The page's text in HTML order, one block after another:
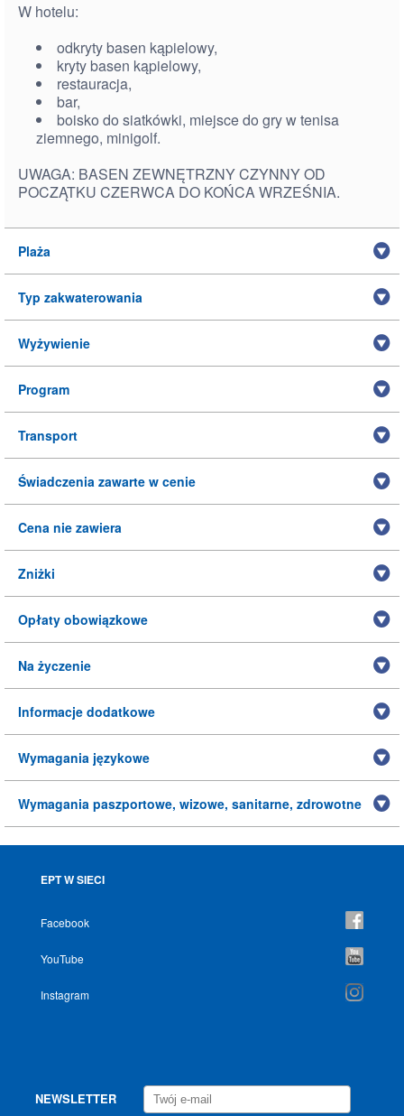
W hotelu:
odkryty basen kąpielowy,
kryty basen kąpielowy,
restauracja,
bar,
boisko do siatkówki, miejsce do gry w tenisa
ziemnego, minigolf.
UWAGA: BASEN ZEWNĘTRZNY CZYNNY OD
POCZĄTKU CZERWCA DO KOŃCA WRZEŚNIA.
Plaża
Typ zakwaterowania
Wyżywienie
Program
Transport
Świadczenia zawarte w cenie
Cena nie zawiera
Zniżki
Opłaty obowiązkowe
Na życzenie
Informacje dodatkowe
Wymagania językowe
Wymagania paszportowe, wizowe, sanitarne, zdrowotne
EPT W SIECI
Facebook
YouTube
Instagram
NEWSLETTER